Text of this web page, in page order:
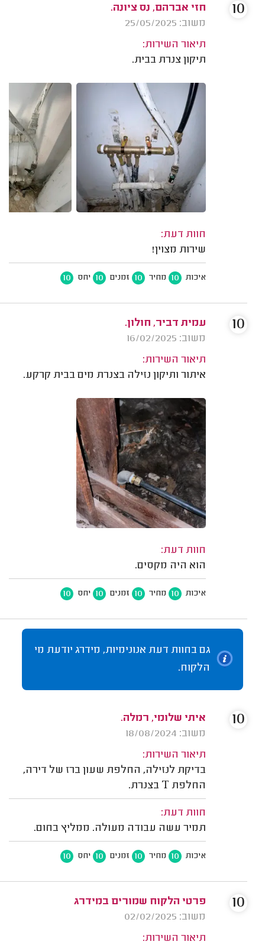
חזי אברהם, נס ציונה.
משוב: 25/05/2025
תיאור השירות:
תיקון צנרת בבית.
חוות דעת:
שירות מצוין!
איכות 10 מחיר 10 זמנים 10 יחס 10
10
עמית דביר, חולון.
משוב: 16/02/2025
תיאור השירות:
איתור ותיקון נזילה בצנרת מים בבית קרקע.
חוות דעת:
הוא היה מקסים.
איכות 10 מחיר 10 זמנים 10 יחס 10
10
גם בחוות דעת אנונימיות, מידרג יודעת מי
הלקוח.
איתי שלומי, רמלה.
משוב: 18/08/2024
תיאור השירות:
בדיקת לנזילה, החלפת שעון ברז של דירה,
החלפת T בצנרת.
חוות דעת:
תמיר עשה עבודה מעולה. ממליץ בחום.
איכות 10 מחיר 10 זמנים 10 יחס 10
10
פרטי הלקוח שמורים במידרג
משוב: 02/02/2025
תיאור השירות:
10